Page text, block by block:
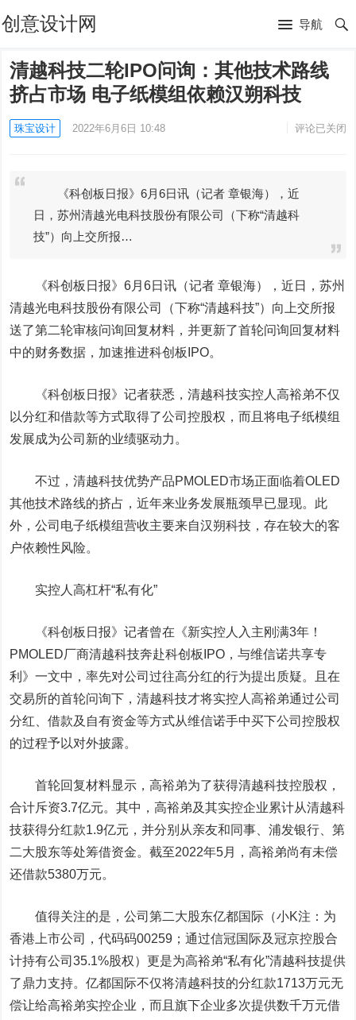
创意设计网 导航
清越科技二轮IPO问询：其他技术路线
挤占市场 电子纸模组依赖汉朔科技
珠宝设计 2022年6月6日 10:48 评论已关闭
《科创板日报》6月6日讯（记者 章银海），近
日，苏州清越光电科技股份有限公司（下称“清越科
技”）向上交所报…
《科创板日报》6月6日讯（记者 章银海），近日，苏州
清越光电科技股份有限公司（下称“清越科技”）向上交所报
送了第二轮审核问询回复材料，并更新了首轮问询回复材料
中的财务数据，加速推进科创板IPO。
《科创板日报》记者获悉，清越科技实控人高裕弟不仅
以分红和借款等方式取得了公司控股权，而且将电子纸模组
发展成为公司新的业绩驱动力 。
不过，清越科技优势产品PMOLED市场正面临着OLED
其他技术路线的挤占，近年来业务发展瓶颈早已显现。此
外，公司电子纸模组营收主要来自汉朔科技，存在较大的客
户依赖性风险。
实控人高杠杆“私有化”
《科创板日报》记者曾在《新实控人入主刚满3年！
PMOLED厂商清越科技奔赴科创板IPO，与维信诺共享专
利》一文中，率先对公司过往高分红的行为提出质疑。且在
交易所的首轮问询下，清越科技才将实控人高裕弟通过公司
分红、借款及自有资金等方式从维信诺手中买下公司控股权
的过程予以对外披露。
首轮回复材料显示，高裕弟为了获得清越科技控股权，
合计斥资3.7亿元。其中，高裕弟及其实控企业累计从清越科
技获得分红款1.9亿元，并分别从亲友和同事、浦发银行 、第
二大股东等处筹借资金。截至2022年5月，高裕弟尚有未偿
还借款5380万元。
值得关注的是，公司第二大股东亿都国际（小K注：为
香港上市公司，代码码00259；通过信冠国际及冠京控股合
计持有公司35.1%股权）更是为高裕弟“私有化”清越科技提供
了鼎力支持。亿都国际不仅将清越科技的分红款1713万元无
偿让给高裕弟实控企业，而且旗下企业多次提供数千万元借